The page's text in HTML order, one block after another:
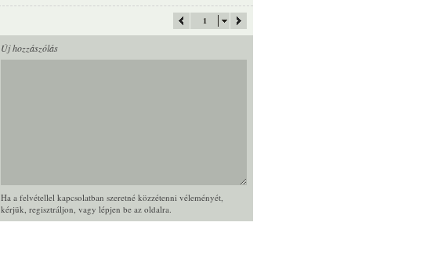
1
Új hozzászólás
Ha a felvétellel kapcsolatban szeretné közzétenni véleményét,
kérjük, regisztráljon, vagy lépjen be az oldalra.